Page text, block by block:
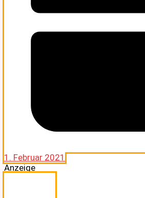
1. Februar 2021
Anzeige